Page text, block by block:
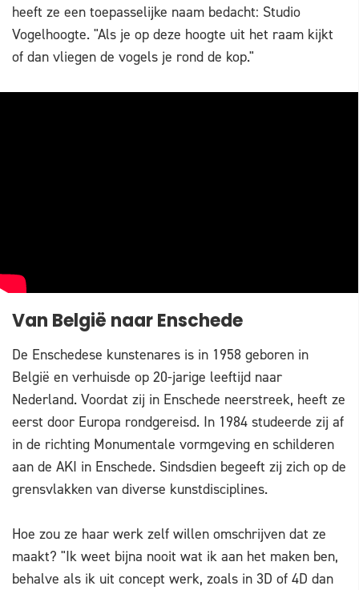
heeft ze een toepasselijke naam bedacht: Studio
Vogelhoogte. "Als je op deze hoogte uit het raam kijkt
of dan vliegen de vogels je rond de kop."
Van België naar Enschede
De Enschedese kunstenares is in 1958 geboren in
België en verhuisde op 20-jarige leeftijd naar
Nederland. Voordat zij in Enschede neerstreek, heeft ze
eerst door Europa rondgereisd. In 1984 studeerde zij af
in de richting Monumentale vormgeving en schilderen
aan de AKI in Enschede. Sindsdien begeeft zij zich op de
grensvlakken van diverse kunstdisciplines.
Hoe zou ze haar werk zelf willen omschrijven dat ze
maakt? "Ik weet bijna nooit wat ik aan het maken ben,
behalve als ik uit concept werk, zoals in 3D of 4D dan